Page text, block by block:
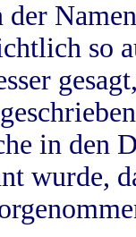
der
so
in
wurde,